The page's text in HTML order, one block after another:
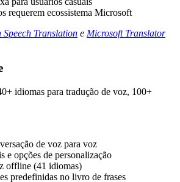
requerem ecossistema Microsoft
Translation e Microsoft Translator
idiomas para tradução de voz, 100+
de voz para voz
e opções de personalização
offline (41 idiomas)
predefinidas no livro de frases